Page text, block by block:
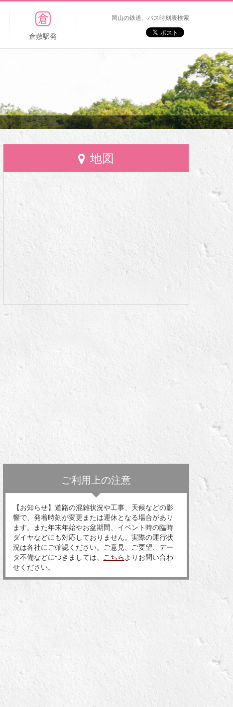
倉敷駅発
岡山の鉄道、バス時刻表検索
地図
ご利用上の注意
【お知らせ】道路の混雑状況や工事、天候などの影
響で、発着時刻が変更または運休となる場合があり
ます。また年末年始やお盆期間、イベント時の臨時
ダイヤなどにも対応しておりません。実際の運行状
況は各社にご確認ください。ご意見、ご要望、デー
タ不備などにつきましては、
こちら よりお問い合わ
せください。